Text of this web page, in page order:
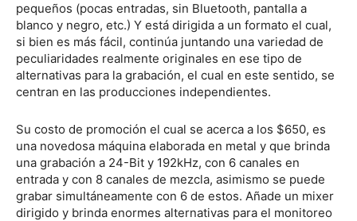
pequeños (pocas entradas, sin Bluetooth, pantalla a
blanco y negro, etc.) Y está dirigida a un formato el cual,
si bien es más fácil, continúa juntando una variedad de
peculiaridades realmente originales en ese tipo de
alternativas para la grabación, el cual en este sentido, se
centran en las producciones independientes.
Su costo de promoción el cual se acerca a los $650, es
una novedosa máquina elaborada en metal y que brinda
una grabación a 24-Bit y 192kHz, con 6 canales en
entrada y con 8 canales de mezcla, asimismo se puede
grabar simultáneamente con 6 de estos. Añade un mixer
dirigido y brinda enormes alternativas para el monitoreo